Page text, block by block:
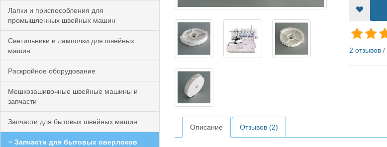
Лапки и приспособления для
промышленных швейных машин
Светильники и лампочки для швейных
машин
Раскройное оборудование
Мешкозашивочные швейные машины и
запчасти
Запчасти для бытовых швейных машин
Запчасти для бытовых оверлоков
2 отзывов /
Описание Отзывов (2)